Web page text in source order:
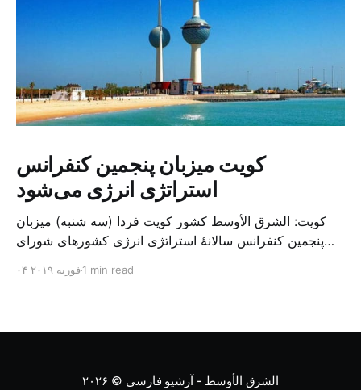
کویت میزبان پنجمین کنفرانس
استراتژی انرژی می‌شود
کویت: الشرق الأوسط کشور کویت فردا (سه شنبه) میزبان
پنجمین کنفرانس سالانهٔ استراتژی انرژی کشورهای شورای
متخصص از شرکت‌های جهانی نفت و گاز در این کنفرانس
۰۴ فوریه ۲۰۱۹1 min read
الشرق الأوسط - آرشیو فارسی © ۲۰۲۶